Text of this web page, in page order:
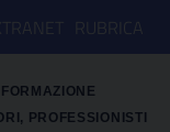
RUBRICA
PROFESSIONISTI